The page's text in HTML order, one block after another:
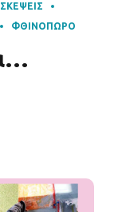
ΦΘΙΝΌΠΩΡΟ